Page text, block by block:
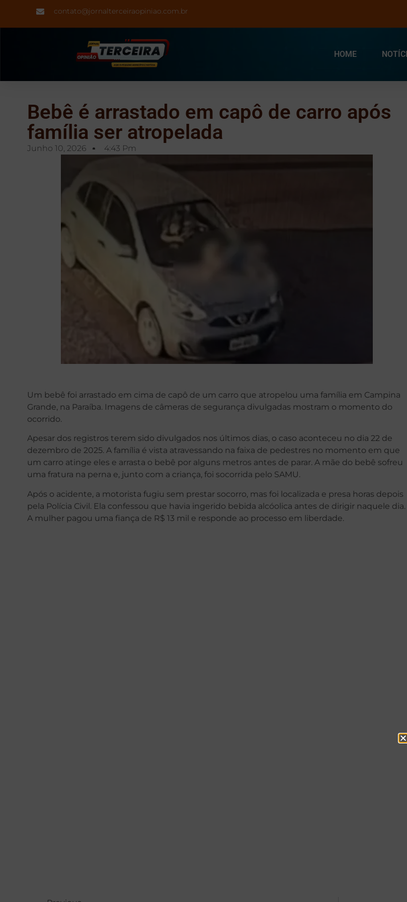
contato@jornalterceiraopiniao.com.br
HOME
Bebê é arrastado em capô de carro após
família ser atropelada
Junho 10, 2026 4:43 Pm
Um bebê foi arrastado em cima de capô de um carro que atropelou uma família em Campina
Grande, na Paraíba. Imagens de câmeras de segurança divulgadas mostram o momento do
ocorrido.
Apesar dos registros terem sido divulgados nos últimos dias, o caso aconteceu no dia 22 de
dezembro de 2025. A família é vista atravessando na faixa de pedestres no momento em que
um carro atinge eles e arrasta o bebê por alguns metros antes de parar. A mãe do bebê sofreu
uma fratura na perna e, junto com a criança, foi socorrida pelo SAMU.
Após o acidente, a motorista fugiu sem prestar socorro, mas foi localizada e presa horas depois
pela Polícia Civil. Ela confessou que havia ingerido bebida alcóolica antes de dirigir naquele dia.
A mulher pagou uma fiança de R$ 13 mil e responde ao processo em liberdade.